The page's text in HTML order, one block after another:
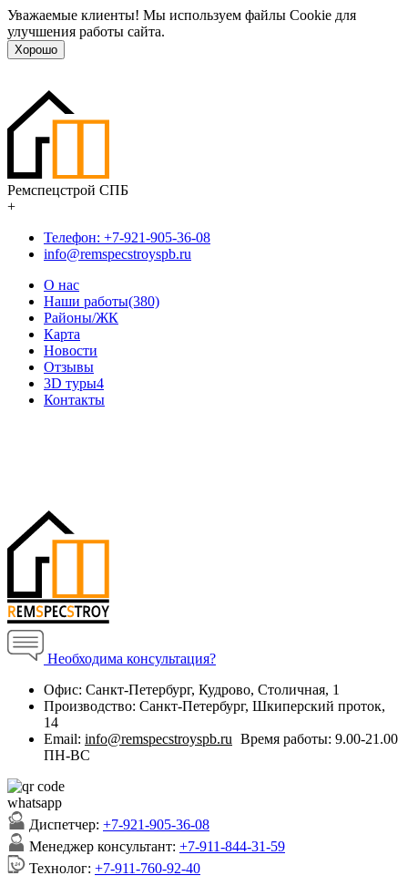
Уважаемые клиенты! Мы используем файлы Cookie для
улучшения работы сайта.
Хорошо
Ремспецстрой СПБ
+
Телефон: +7-921-905-36-08
info@remspecstroyspb.ru
О нас
Наши работы(380)
Районы/ЖК
Карта
Новости
Отзывы
3D туры4
Контакты
Необходима консультация?
Офис: Санкт-Петербург, Кудрово, Столичная, 1
Производство: Санкт-Петербург, Шкиперский проток,
14
Email: info@remspecstroyspb.ru Время работы: 9.00-21.00
ПН-ВС
Диспетчер: +7-921-905-36-08
Менеджер консультант: +7-911-844-31-59
Технолог: +7-911-760-92-40